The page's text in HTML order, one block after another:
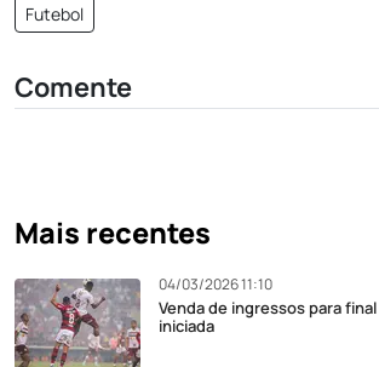
Futebol
Comente
Mais recentes
04/03/2026 11:10
Venda de ingressos para
iniciada